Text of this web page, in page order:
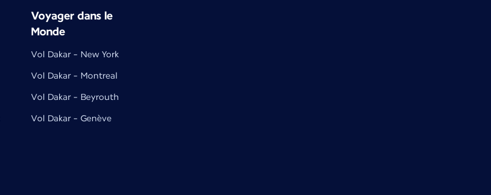
Voyager dans le
Monde
Vol Dakar - New York
Vol Dakar - Montreal
Vol Dakar - Beyrouth
Vol Dakar - Genève